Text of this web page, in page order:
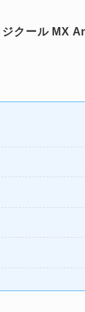
ジクール MX